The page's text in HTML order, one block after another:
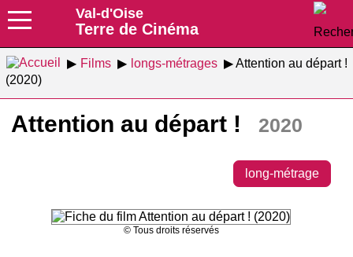
Val-d'Oise
Terre de Cinéma
Films longs-métrages
Attention au départ !
(2020)
Attention au départ ! 2020
long-métrage
© Tous droits réservés